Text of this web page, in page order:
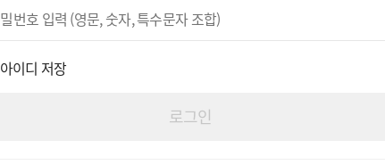
아이디 저장
로그인